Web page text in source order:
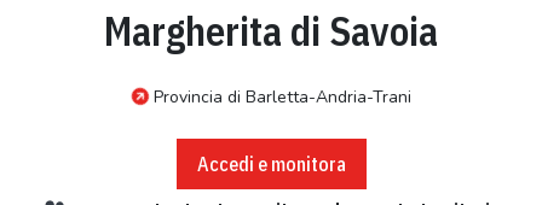
Margherita di Savoia
Provincia di Barletta-Andria-Trani
Accedi e monitora